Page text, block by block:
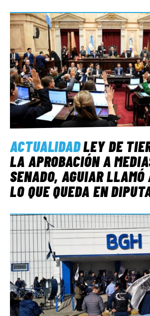
ACTUALIDADLEY DE
LA APROBACIÓN A
SENADO, AGUIAR LLAMÓ
LO QUE QUEDA EN